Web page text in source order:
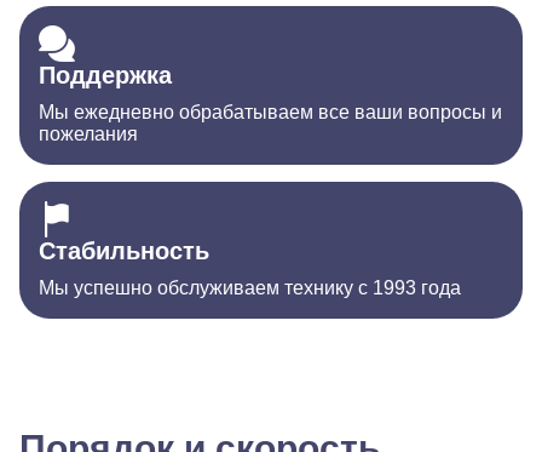
Поддержка
Мы ежедневно обрабатываем все ваши вопросы и
пожелания
Стабильность
Мы успешно обслуживаем технику с 1993 года